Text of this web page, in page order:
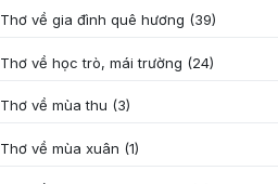
Thơ về gia đình quê hương (39)
Thơ về học trò, mái trường (24)
Thơ về mùa thu (3)
Thơ về mùa xuân (1)